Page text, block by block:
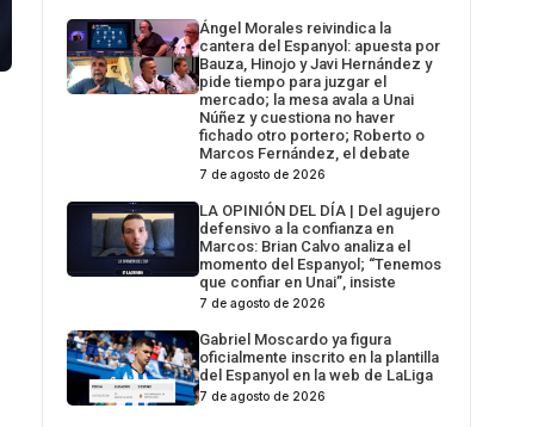
Ángel Morales reivindica la
cantera del Espanyol: apuesta por
Bauza, Hinojo y Javi Hernández y
pide tiempo para juzgar el
mercado; la mesa avala a Unai
Núñez y cuestiona no haver
fichado otro portero; Roberto o
Marcos Fernández, el debate
7 de agosto de 2026
LA OPINIÓN DEL DÍA | Del agujero
defensivo a la confianza en
Marcos: Brian Calvo analiza el
momento del Espanyol; “Tenemos
que confiar en Unai”, insiste
7 de agosto de 2026
Gabriel Moscardo ya figura
oficialmente inscrito en la plantilla
del Espanyol en la web de LaLiga
7 de agosto de 2026